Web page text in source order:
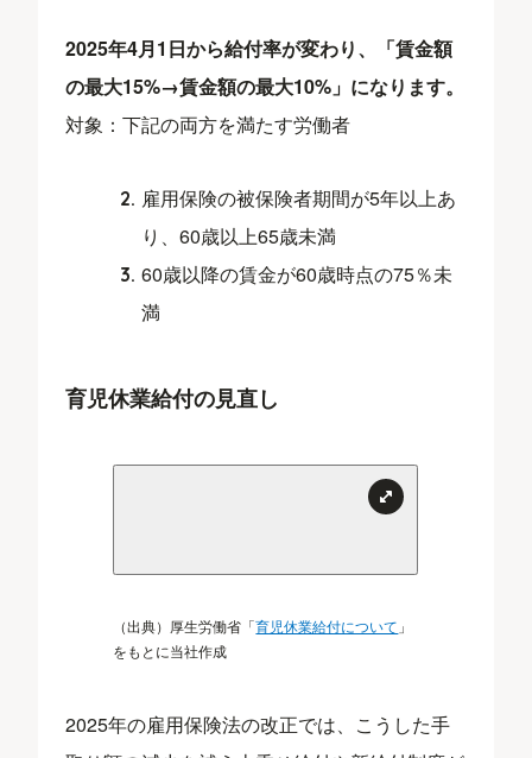
2025年4月1日から給付率が変わり、「賃金額
の最大15%→賃金額の最大10%」になります。
対象：下記の両方を満たす労働者
雇用保険の被保険者期間が5年以上あ
り、60歳以上65歳未満
60歳以降の賃金が60歳時点の75％未
満
育児休業給付の見直し
（出典）厚生労働省「育児休業給付について 」
をもとに当社作成
2025年の雇用保険法の改正では、こうした手